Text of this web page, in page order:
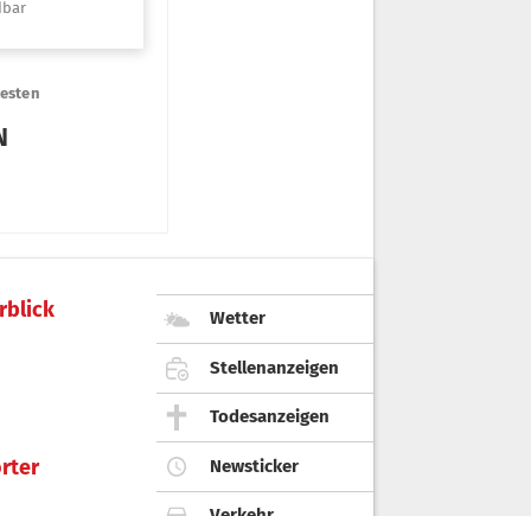
Wetter
Stellenanzeigen
Todesanzeigen
Newsticker